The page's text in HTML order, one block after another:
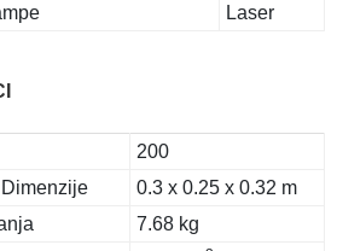
Laser
200
0.3 x 0.25 x 0.32 m
7.68 kg